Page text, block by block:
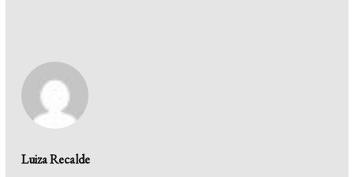
Luiza Recalde